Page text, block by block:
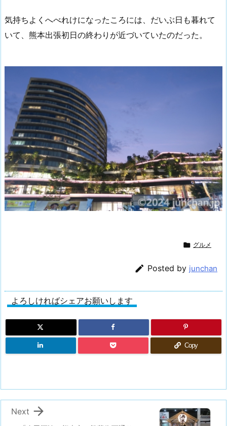
気持ちよくへべれけになったころには、だいぶ日も暮れて
いて、熊本出張初日の終わりが近づいていたのだった。
 グルメ
 Posted by junchan
よろしければシェアお願いします
Copy

Next